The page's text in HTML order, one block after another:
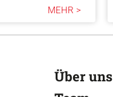
MEHR >
Über uns